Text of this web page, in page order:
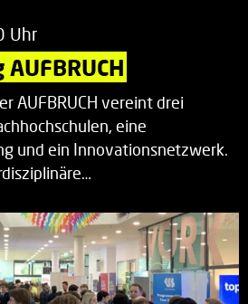
Uhr
AUFBRUCH vereint drei
eine
und ein Innovationsnetzwerk.